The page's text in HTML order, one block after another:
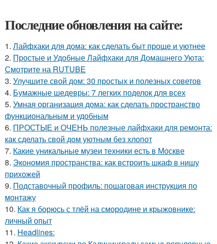
Последние обновления на сайте:
1. Лайфхаки для дома: как сделать быт проще и уютнее
2. Простые и Удобные Лайфхаки для Домашнего Уюта:
Смотрите на RUTUBE
3. Улучшите свой дом: 30 простых и полезных советов
4. Бумажные шедевры: 7 легких поделок для всех
5. Умная организация дома: как сделать пространство
функциональным и удобным
6. ПРОСТЫЕ и ОЧЕНЬ полезные лайфхаки для ремонта:
как сделать свой дом уютным без хлопот
7. Какие уникальные музеи техники есть в Москве
8. Экономия пространства: как встроить шкаф в нишу
прихожей
9. Подставочный профиль: пошаговая инструкция по
монтажу
10. Как я борюсь с тлёй на смородине и крыжовнике:
личный опыт
11. Headlines: